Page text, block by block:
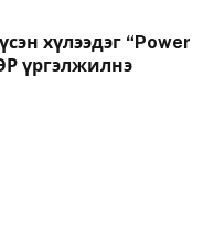
хүлээдэг “Power
үргэлжилнэ